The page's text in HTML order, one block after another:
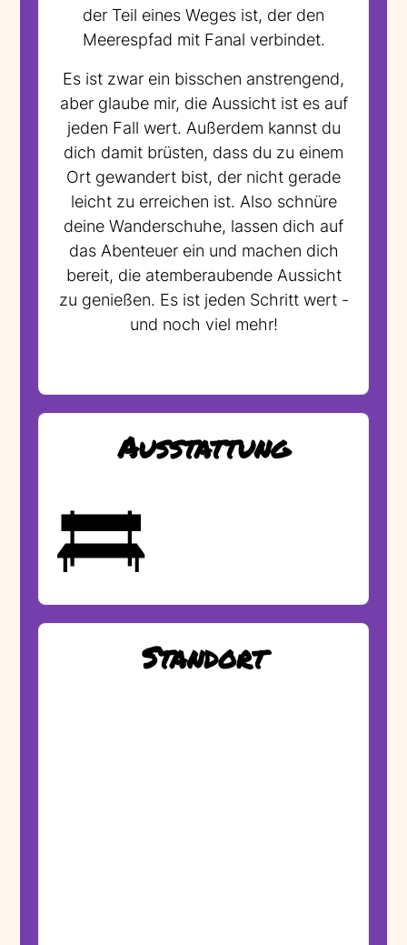
der Teil eines Weges ist, der den
Meerespfad mit Fanal verbindet.
Es ist zwar ein bisschen anstrengend,
aber glaube mir, die Aussicht ist es auf
jeden Fall wert. Außerdem kannst du
dich damit brüsten, dass du zu einem
Ort gewandert bist, der nicht gerade
leicht zu erreichen ist. Also schnüre
deine Wanderschuhe, lassen dich auf
das Abenteuer ein und machen dich
bereit, die atemberaubende Aussicht
zu genießen. Es ist jeden Schritt wert -
und noch viel mehr!
Ausstattung
Standort